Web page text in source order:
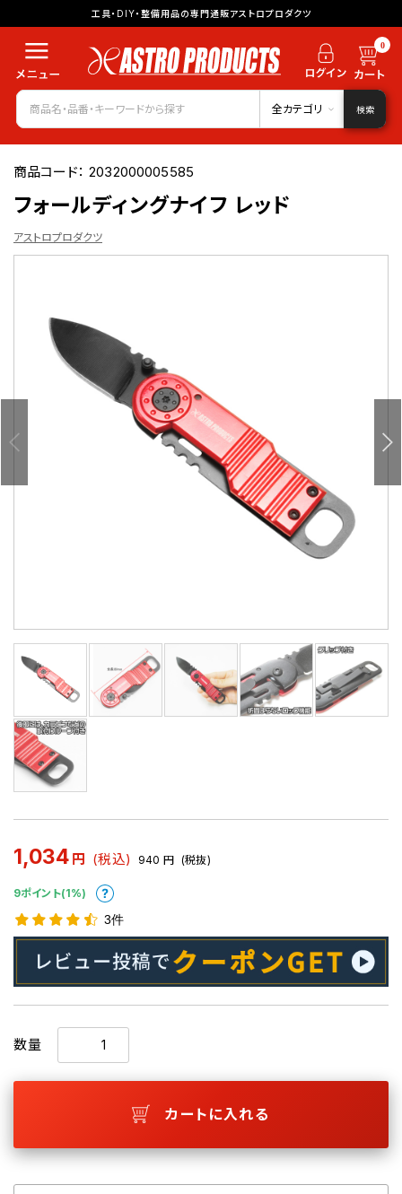
工具・DIY・整備用品の専門通販アストロプロダクツ
0
全カテゴリ 検索
商品コード：2032000005585
フォールディングナイフ レッド
アストロプロダクツ
1,034 円 (税込) 940 円 (税抜)
9ポイント(1%)
3件
数量
カートに入れる